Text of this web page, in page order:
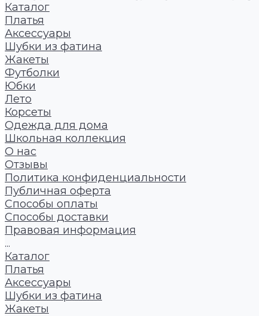
Каталог
Платья
Аксессуары
Шубки из фатина
Жакеты
Футболки
Юбки
Лето
Корсеты
Одежда для дома
Школьная коллекция
О нас
Отзывы
Политика конфиденциальности
Публичная оферта
Способы оплаты
Способы доставки
Правовая информация
...
Каталог
Платья
Аксессуары
Шубки из фатина
Жакеты